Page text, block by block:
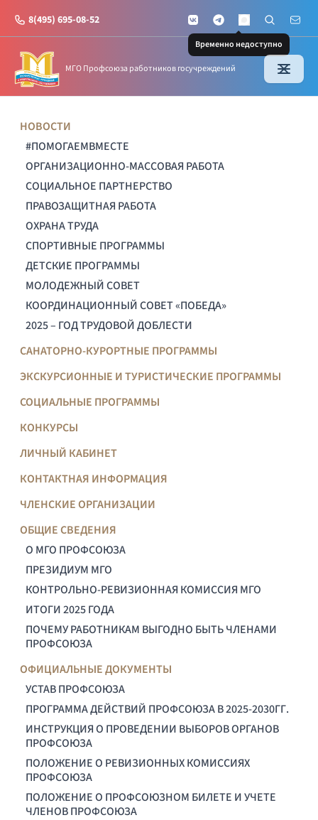
8(495) 695-08-52 VKontakteTelegramMAX
Временно недоступно
Поиск по
Почта
МГО Профсоюза работников госучреждений
НОВОСТИ
#ПОМОГАЕМВМЕСТЕ
ОРГАНИЗАЦИОННО-МАССОВАЯ РАБОТА
СОЦИАЛЬНОЕ ПАРТНЕРСТВО
ПРАВОЗАЩИТНАЯ РАБОТА
ОХРАНА ТРУДА
СПОРТИВНЫЕ ПРОГРАММЫ
ДЕТСКИЕ ПРОГРАММЫ
МОЛОДЕЖНЫЙ СОВЕТ
КООРДИНАЦИОННЫЙ СОВЕТ «ПОБЕДА»
2025 – ГОД ТРУДОВОЙ ДОБЛЕСТИ
САНАТОРНО-КУРОРТНЫЕ ПРОГРАММЫ
ЭКСКУРСИОННЫЕ И ТУРИСТИЧЕСКИЕ ПРОГРАММЫ
СОЦИАЛЬНЫЕ ПРОГРАММЫ
КОНКУРСЫ
ЛИЧНЫЙ КАБИНЕТ
КОНТАКТНАЯ ИНФОРМАЦИЯ
ЧЛЕНСКИЕ ОРГАНИЗАЦИИ
ОБЩИЕ СВЕДЕНИЯ
О МГО ПРОФСОЮЗА
ПРЕЗИДИУМ МГО
КОНТРОЛЬНО-РЕВИЗИОННАЯ КОМИССИЯ МГО
ИТОГИ 2025 ГОДА
ПОЧЕМУ РАБОТНИКАМ ВЫГОДНО БЫТЬ ЧЛЕНАМИ
ПРОФСОЮЗА
ОФИЦИАЛЬНЫЕ ДОКУМЕНТЫ
УСТАВ ПРОФСОЮЗА
ПРОГРАММА ДЕЙСТВИЙ ПРОФСОЮЗА В 2025-2030ГГ.
ИНСТРУКЦИЯ О ПРОВЕДЕНИИ ВЫБОРОВ ОРГАНОВ
ПРОФСОЮЗА
ПОЛОЖЕНИЕ О РЕВИЗИОННЫХ КОМИССИЯХ
ПРОФСОЮЗА
ПОЛОЖЕНИЕ О ПРОФСОЮЗНОМ БИЛЕТЕ И УЧЕТЕ
ЧЛЕНОВ ПРОФСОЮЗА